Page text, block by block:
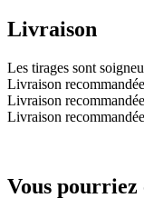
Livraison
Les tirages sont
Livraison
Livraison
Livraison
Vous pourriez